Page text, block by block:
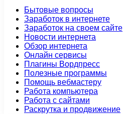
Бытовые вопросы
Заработок в интернете
Заработок на своем сайте
Новости интернета
Обзор интернета
Онлайн сервисы
Плагины Вордпресс
Полезные программы
Помощь вебмастеру
Работа компьютера
Работа с сайтами
Раскрутка и продвижение